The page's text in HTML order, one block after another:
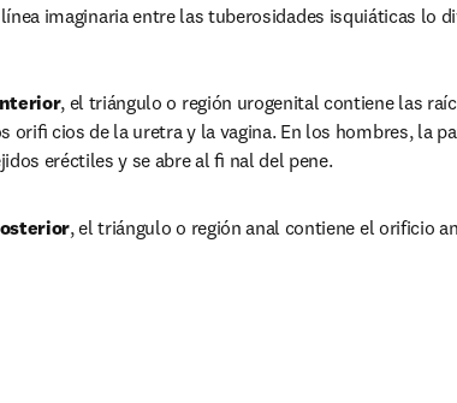
imaginaria entre las tuberosidades isquiáticas lo
, el triángulo o región urogenital contiene las
oriﬁ cios de la uretra y la vagina. En los hombres, la
eréctiles y se abre al ﬁ nal del pene.
, el triángulo o región anal contiene el orificio